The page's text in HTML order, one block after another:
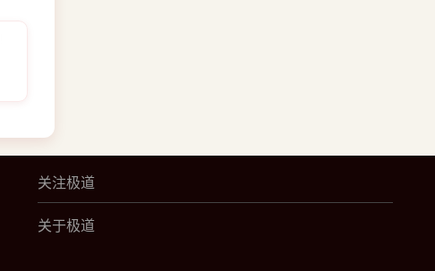
关注极道
关于极道